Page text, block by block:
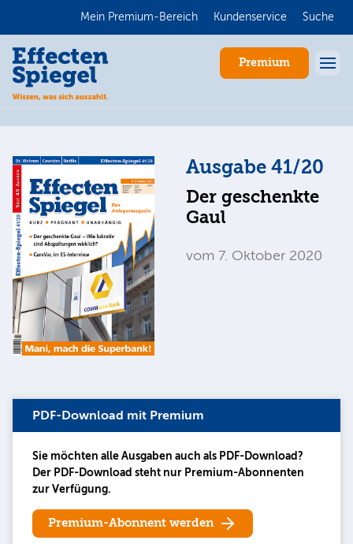
Mein Premium-Bereich Kundenservice Suche
Premium
Ausgabe 41/20
Der geschenkte
Gaul
vom 7. Oktober 2020
PDF-Download mit Premium
Sie möchten alle Ausgaben auch als PDF-Download?
Der PDF-Download steht nur Premium-Abonnenten
zur Verfügung.
Premium-Abonnent werden
Anmelden